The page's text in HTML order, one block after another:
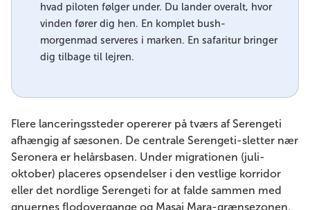
hvad piloten følger under. Du lander overalt, hvor
vinden fører dig hen. En komplet bush-
morgenmad serveres i marken. En safaritur bringer
dig tilbage til lejren.
Flere lanceringssteder opererer på tværs af Serengeti
afhængig af sæsonen. De centrale Serengeti-sletter nær
Seronera er helårsbasen. Under migrationen (juli-
oktober) placeres opsendelser i den vestlige korridor
eller det nordlige Serengeti for at falde sammen med
gnuernes flodovergange og Masai Mara-grænsezonen.